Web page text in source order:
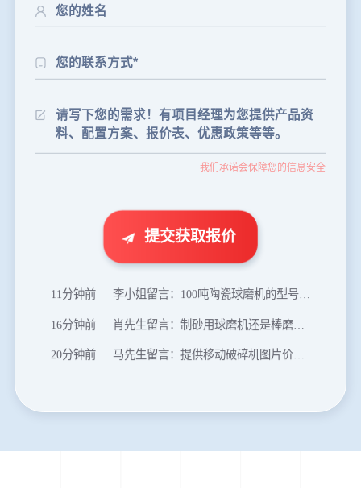
我们承诺会保障您的信息安全
提交获取报价
24分钟前 朱先生留言：制砂机3000吨一套多少钱？
35分钟前 张先生留言：碎石机有几种型号？碎石机械设备一套价格？
46分钟前 武先生留言：年产100万吨机制砂，用什么设备？
谢先生留言：球磨机多少钱一台？提供型号和参数。
陈先生留言：每小时100吨建筑垃圾粉碎机？推荐用什么型号？
杨先生留言：69鄂破每小时产量多少？参数和工作视频。
11分钟前 李小姐留言：100吨陶瓷球磨机的型号和参数？
16分钟前 肖先生留言：制砂用球磨机还是棒磨机？每小时100吨价格。
20分钟前 马先生留言：提供移动破碎机图片价格表。
35分钟前 张先生留言：碎石机有几种型号？碎石机械设备一套价格？